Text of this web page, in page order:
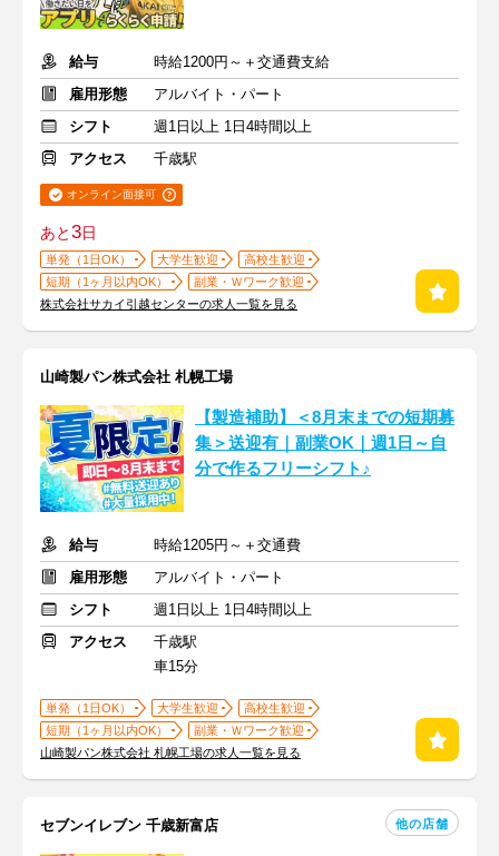
給与
時給1200円～＋交通費支給
雇用形態
アルバイト・パート
シフト
週1日以上 1日4時間以上
アクセス
千歳駅
オンライン面接可
あと3日
単発（1日OK） 大学生歓迎
高校生歓迎
短期（1ヶ月以内OK）
副業・Ｗワーク歓迎
株式会社サカイ引越センターの求人一覧を見る
山崎製パン株式会社 札幌工場
【製造補助】＜8月末までの短期募
集＞送迎有｜副業OK｜週1日～自
分で作るフリーシフト♪
給与
時給1205円～＋交通費
雇用形態
アルバイト・パート
シフト
週1日以上 1日4時間以上
アクセス
千歳駅
車15分
単発（1日OK） 大学生歓迎
高校生歓迎
短期（1ヶ月以内OK）
副業・Ｗワーク歓迎
山崎製パン株式会社 札幌工場の求人一覧を見る
セブンイレブン 千歳新富店 他の店舗